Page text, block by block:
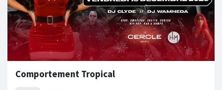
Comportement Tropical ‍ ‍